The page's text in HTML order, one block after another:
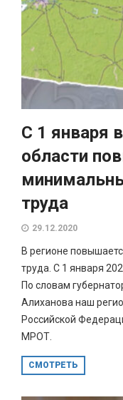
С 1 января
области
труда
29.12.2020
В регионе
труда. С 1 января
По словам
Алиханова наш
Российской
МРОТ.
СМОТРЕТЬ